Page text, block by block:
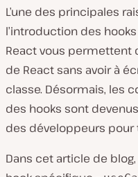
L’une des principales
l’introduction des
React vous permettent
de React sans avoir à
classe. Désormais, les
des hooks sont
des développeurs pour
Dans cet article de